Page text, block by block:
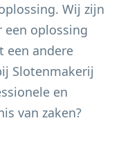
Wij zijn
een oplossing
een andere
Slotenmakerij
en
van zaken?